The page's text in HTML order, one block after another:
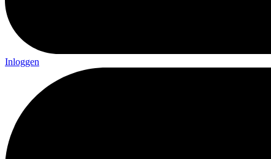
Inloggen